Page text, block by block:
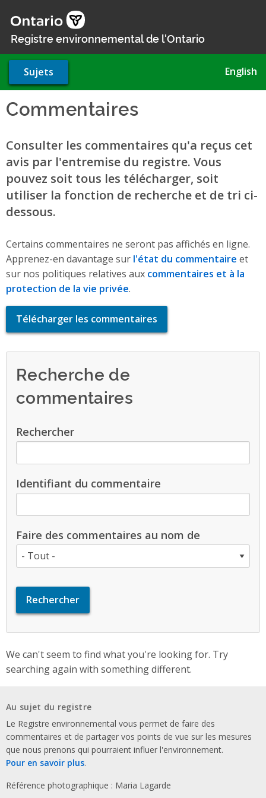
au
contenu
Registre environnemental de l'Ontario
Sujets English
Commentaires
Consulter les commentaires qu'a reçus cet
avis par l'entremise du registre. Vous
pouvez soit tous les télécharger, soit
utiliser la fonction de recherche et de tri ci-
dessous.
Certains commentaires ne seront pas affichés en ligne.
Apprenez-en davantage sur l'état du commentaire et
sur nos politiques relatives aux commentaires et à la
protection de la vie privée.
Télécharger les commentaires
Recherche de
commentaires
Rechercher
Identifiant du commentaire
Faire des commentaires au nom de
We can't seem to find what you're looking for. Try
searching again with something different.
Au sujet du registre
Le Registre environnemental vous permet de faire des
commentaires et de partager vos points de vue sur les mesures
que nous prenons qui pourraient influer l'environnement.
Pour en savoir plus.
Référence photographique : Maria Lagarde